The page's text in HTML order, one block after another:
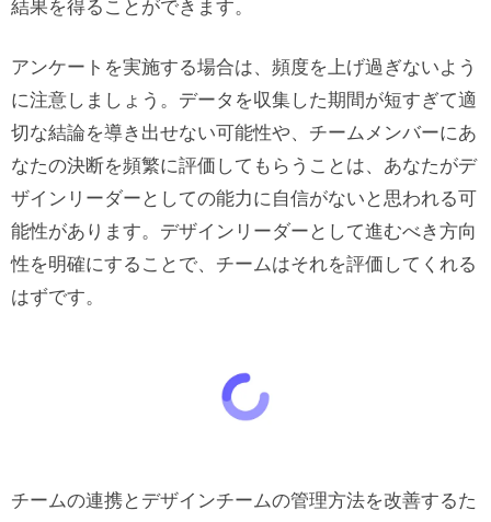
結果を得ることができます。
アンケートを実施する場合は、頻度を上げ過ぎないよう
に注意しましょう。データを収集した期間が短すぎて適
切な結論を導き出せない可能性や、チームメンバーにあ
なたの決断を頻繁に評価してもらうことは、あなたがデ
ザインリーダーとしての能力に自信がないと思われる可
能性があります。デザインリーダーとして進むべき方向
性を明確にすることで、チームはそれを評価してくれる
はずです。
チームの連携とデザインチームの管理方法を改善するた